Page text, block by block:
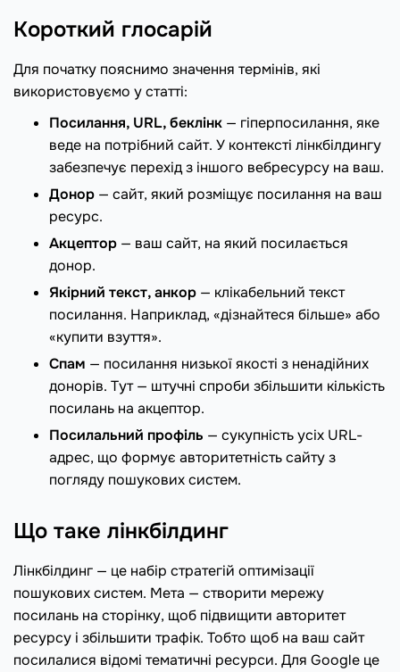
Короткий глосарій
Для початку пояснимо значення термінів, які
використовуємо у статті:
Посилання, URL, беклінк — гіперпосилання, яке
веде на потрібний сайт. У контексті лінкбілдингу
забезпечує перехід з іншого вебресурсу на ваш.
Донор — сайт, який розміщує посилання на ваш
ресурс.
Акцептор — ваш сайт, на який посилається
донор.
Якірний текст, анкор — клікабельний текст
посилання. Наприклад, «дізнайтеся більше» або
«купити взуття».
Спам — посилання низької якості з ненадійних
донорів. Тут — штучні спроби збільшити кількість
посилань на акцептор.
Посилальний профіль — сукупність усіх URL-
адрес, що формує авторитетність сайту з
погляду пошукових систем.
Що таке лінкбілдинг
Лінкбілдинг — це набір стратегій оптимізації
пошукових систем. Мета — створити мережу
посилань на сторінку, щоб підвищити авторитет
ресурсу і збільшити трафік. Тобто щоб на ваш сайт
посилалися відомі тематичні ресурси. Для Google це